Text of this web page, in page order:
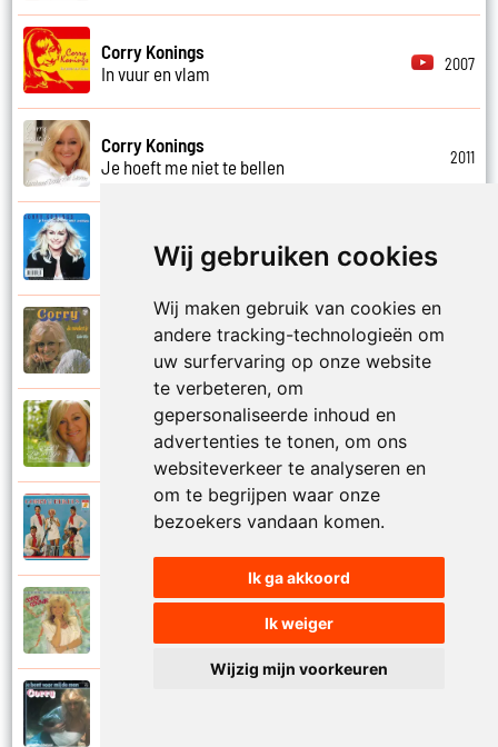
Wij gebruiken cookies
Wij maken gebruik van cookies en
andere tracking-technologieën om
uw surfervaring op onze website
te verbeteren, om
gepersonaliseerde inhoud en
advertenties te tonen, om ons
websiteverkeer te analyseren en
om te begrijpen waar onze
bezoekers vandaan komen.
Ik ga akkoord
Ik weiger
Wijzig mijn voorkeuren
Corry Konings
In vuur en vlam
2007
Corry Konings
Je hoeft me niet te bellen
2011
Je kan je leven nooit meer overdoen
Corry Konings
Je moedertje
Corry Konings
Corry en De Rekels
Corry Konings